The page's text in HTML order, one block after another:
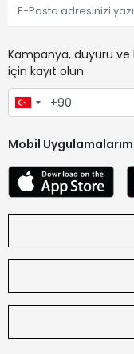
Kampanya, duyuru
için kayıt olun.
Mobil